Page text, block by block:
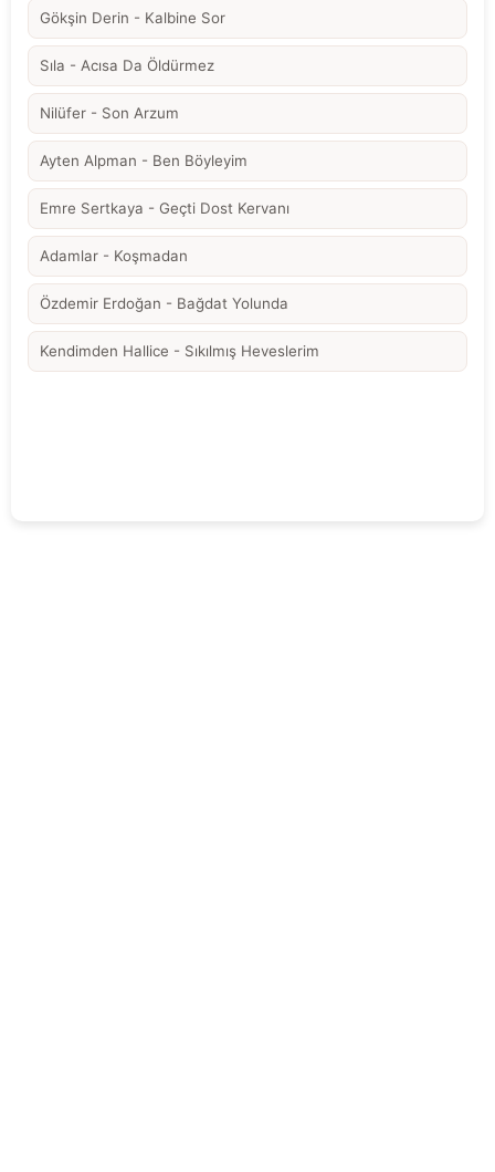
Gökşin Derin - Kalbine Sor
Sıla - Acısa Da Öldürmez
Nilüfer - Son Arzum
Ayten Alpman - Ben Böyleyim
Emre Sertkaya - Geçti Dost Kervanı
Adamlar - Koşmadan
Özdemir Erdoğan - Bağdat Yolunda
Kendimden Hallice - Sıkılmış Heveslerim